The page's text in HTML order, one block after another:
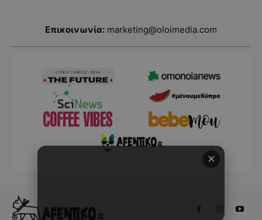
Επικοινωνία: marketing@oloimedia.com
✕